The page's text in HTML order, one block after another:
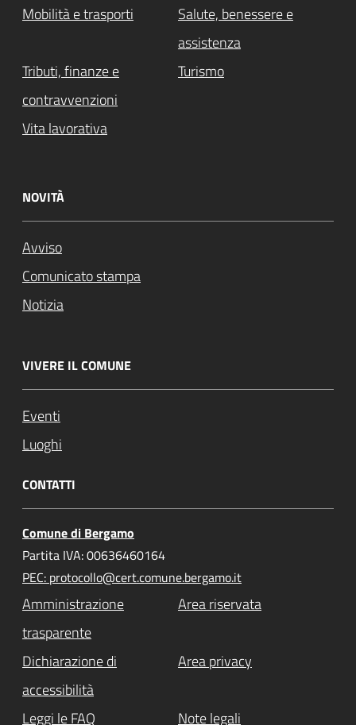
Mobilità e trasporti
Salute, benessere e
assistenza
Tributi, finanze e
contravvenzioni
Turismo
Vita lavorativa
NOVITÀ
Avviso
Comunicato stampa
Notizia
VIVERE IL COMUNE
Eventi
Luoghi
CONTATTI
Comune di Bergamo
Partita IVA: 00636460164
PEC: protocollo@cert.comune.bergamo.it
Amministrazione
trasparente
Area riservata
Dichiarazione di
accessibilità
Area privacy
Leggi le FAQ Note legali